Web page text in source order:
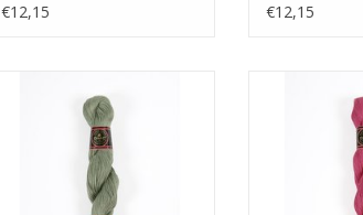
€12,15
€12,15
nr.12 25gr. 522
TOEVOEGEN AAN WINKELWAGEN
nr.12
TOEVOEGEN